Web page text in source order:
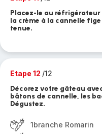
Placez-le au
la crème à la cannelle
tenue.
Etape 12 /12
Décorez votre gâteau
bâtons de cannelle, les
Dégustez.
1branche Romarin